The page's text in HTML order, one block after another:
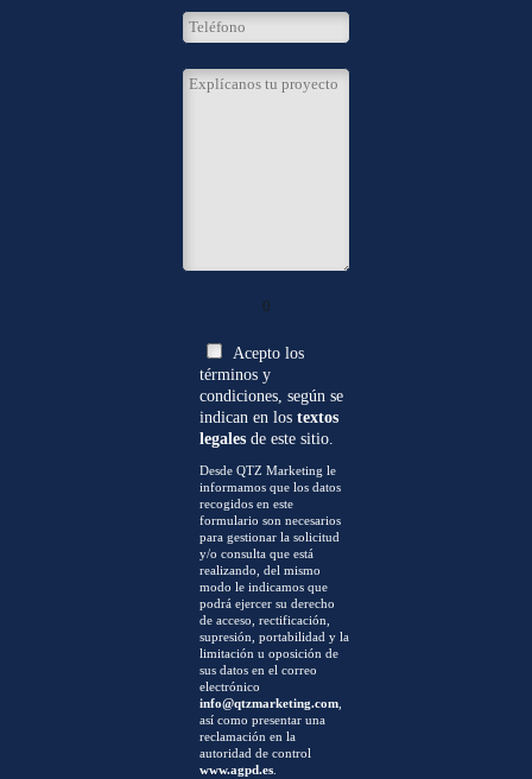
0
Acepto los
términos y
condiciones, según se
indican en lostextos
legales de este sitio.
Desde QTZ Marketing le
informamos que los datos
recogidos en este
formulario son necesarios
para gestionar la solicitud
y/o consulta que está
realizando, del mismo
modo le indicamos que
podrá ejercer su derecho
de acceso, rectificación,
supresión, portabilidad y la
limitación u oposición de
sus datos en el correo
electrónico
info@qtzmarketing.com,
así como presentar una
reclamación en la
autoridad de control
www.agpd.es.